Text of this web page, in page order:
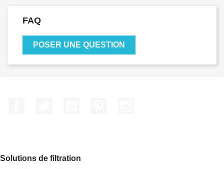
FAQ
POSER UNE QUESTION
Solutions de filtration